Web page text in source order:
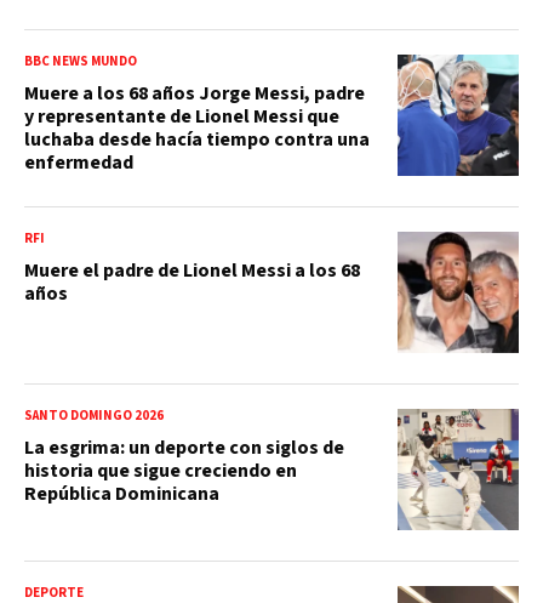
BBC NEWS MUNDO
Muere a los 68 años Jorge Messi, padre
y representante de Lionel Messi que
luchaba desde hacía tiempo contra una
enfermedad
RFI
Muere el padre de Lionel Messi a los 68
años
SANTO DOMINGO 2026
La esgrima: un deporte con siglos de
historia que sigue creciendo en
República Dominicana
DEPORTE